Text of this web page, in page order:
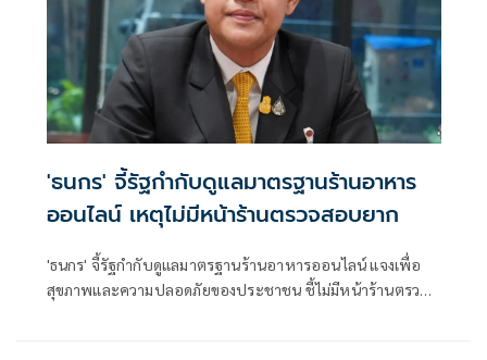
'ธนกร' จี้รัฐกำกับดูแลมาตรฐานร้านอาหาร
ออนไลน์ เหตุไม่มีหน้าร้านตรวจสอบยาก
'ธนกร' จี้รัฐกำกับดูแลมาตรฐานร้านอาหารออนไลน์ แจงเพื่อ
สุขภาพและความปลอดภัยของประชาชน ชี้ไม่มีหน้าร้านตรวจ